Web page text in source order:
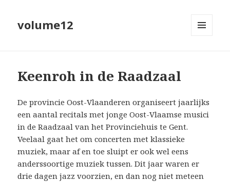
volume12
Keenroh in de Raadzaal
De provincie Oost-Vlaanderen organiseert jaarlijks
een aantal recitals met jonge Oost-Vlaamse musici
in de Raadzaal van het Provinciehuis te Gent.
Veelaal gaat het om concerten met klassieke
muziek, maar af en toe sluipt er ook wel eens
anderssoortige muziek tussen. Dit jaar waren er
drie dagen jazz voorzien, en dan nog niet meteen